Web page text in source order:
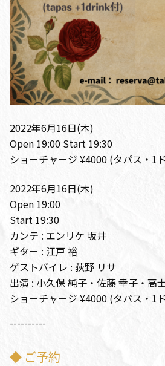
2022年6月16日(木)
Open 19:00 Start 19:30
ショーチャージ ¥4000 (タパス・1
2022年6月16日(木)
Open 19:00
Start 19:30
カンテ : エンリケ 坂井
ギター : 江戸 裕
ゲストバイレ : 荻野 リサ
出演 : 小久保 純子・佐藤 幸子・高
ショーチャージ ¥4000 (タパス・1
----------
◆ ご予約